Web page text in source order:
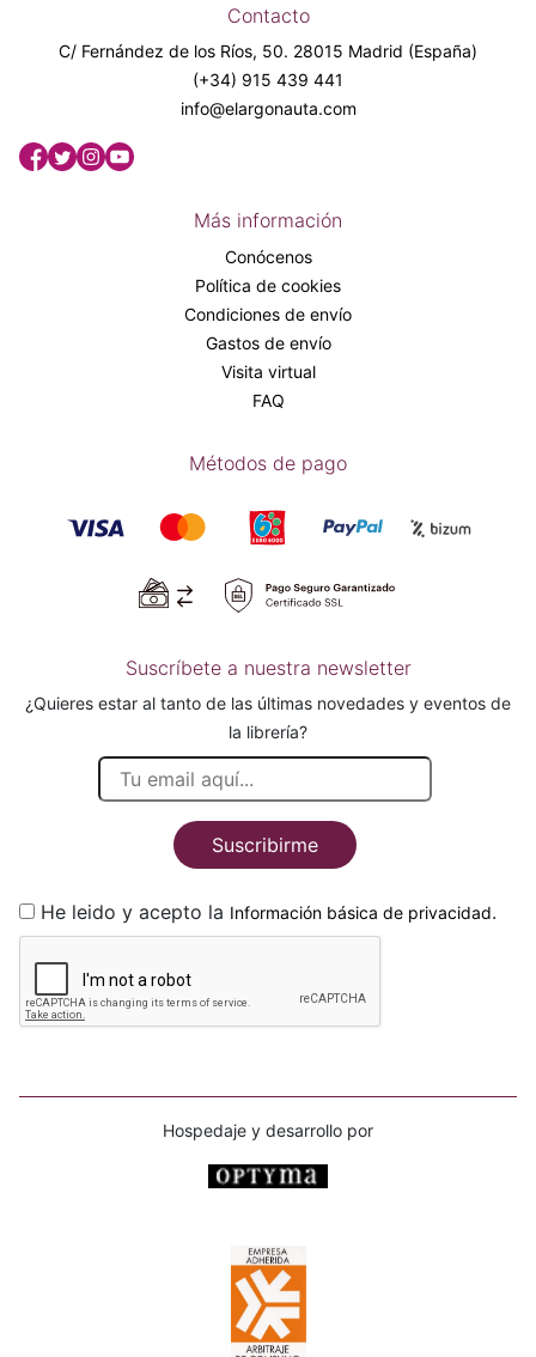
Contacto
C/ Fernández de los Ríos, 50. 28015 Madrid (España)
(+34) 915 439 441
info@elargonauta.com
Más información
Conócenos
Política de cookies
Condiciones de envío
Gastos de envío
Visita virtual
FAQ
Métodos de pago
Suscríbete a nuestra newsletter
¿Quieres estar al tanto de las últimas novedades y eventos de
la librería?
Suscribirme
He leido y acepto la Información básica de privacidad.
Hospedaje y desarrollo por